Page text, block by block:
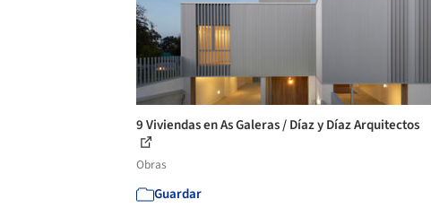
9 Viviendas en As Galeras / Díaz y Díaz Arquitectos
Obras
Guardar